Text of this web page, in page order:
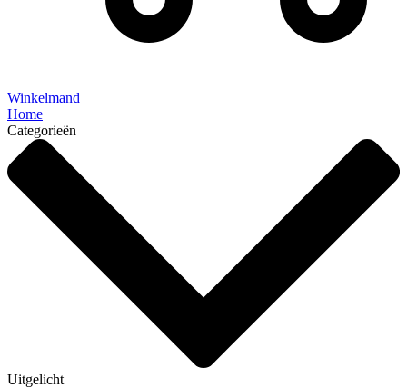
Winkelmand
Home
Categorieën
Uitgelicht